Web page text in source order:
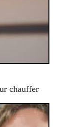
chauffer